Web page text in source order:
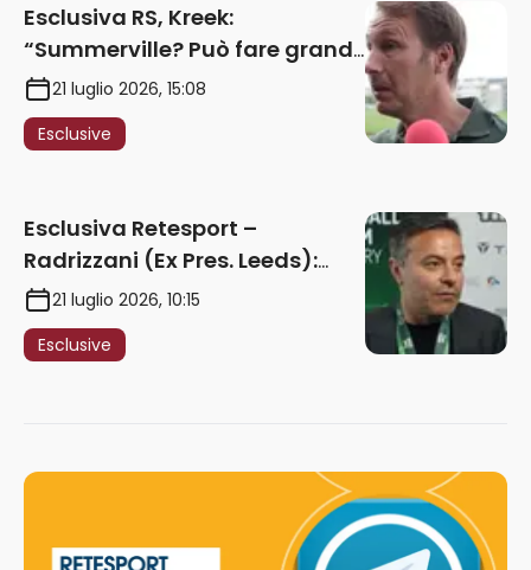
Esclusiva RS, Kreek:
“Summerville? Può fare grandi
cose in Serie A. Godts deve
maturare esperienza per
giocare nella Roma”
21 luglio 2026, 15:08
Esclusive
Esclusiva Retesport –
Radrizzani (Ex Pres. Leeds):
“Summerville ragazzo
speciale, in Italia con Gasp
può esplodere
21 luglio 2026, 10:15
Esclusive